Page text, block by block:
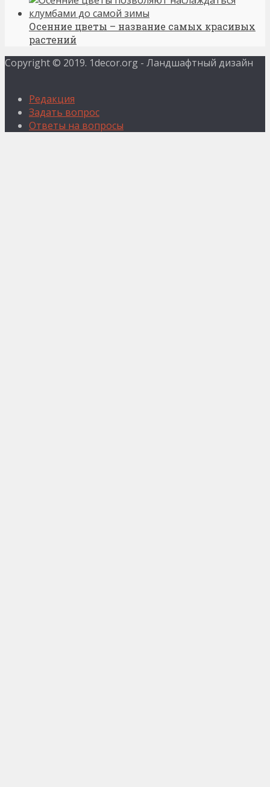
Осенние цветы – название самых красивых
растений
Copyright © 2019. 1decor.org - Ландшафтный дизайн
Редакция
Задать вопрос
Ответы на вопросы